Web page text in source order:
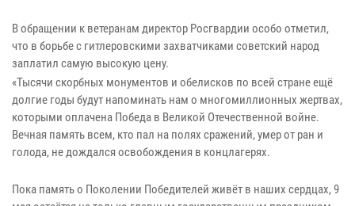
В обращении к ветеранам директор Росгвардии особо отметил,
что в борьбе с гитлеровскими захватчиками советский народ
заплатил самую высокую цену.
«Тысячи скорбных монументов и обелисков по всей стране ещё
долгие годы будут напоминать нам о многомиллионных жертвах,
которыми оплачена Победа в Великой Отечественной войне.
Вечная память всем, кто пал на полях сражений, умер от ран и
голода, не дождался освобождения в концлагерях.
Пока память о Поколении Победителей живёт в наших сердцах, 9